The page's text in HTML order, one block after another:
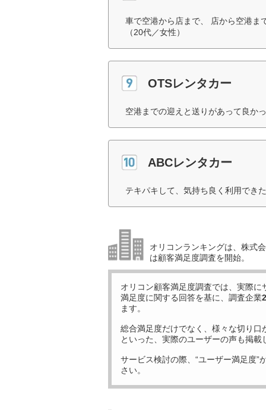
車で空港から店まで、 店から空港ま
（20代／女性）
OTSレンタカー
空港までの迎えと送りがあって良か
ABCレンタカー
テキパキして、気持ち良く利用でき
オリコンランキングは、株式
は顧客満足度調査を開始。
オリコン顧客満足度調査では、実際に
満足度に関する回答を基に、調査企業
ます。
総合満足度だけでなく、様々な切り口
といった、実際のユーザーの声も掲載
サービス検討の際、“ユーザー満足度”
さい。